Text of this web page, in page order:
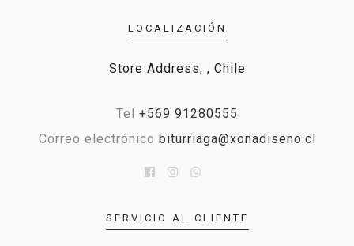
LOCALIZACIÓN
Store Address, , Chile
Tel +569 91280555
Correo electrónico biturriaga@xonadiseno.cl
SERVICIO AL CLIENTE